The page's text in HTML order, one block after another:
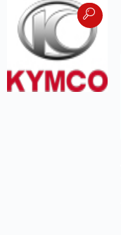
Référence 18317-
LFE9-E00 KYMCO